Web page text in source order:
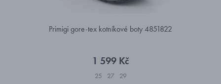
Primigi gore-tex kotníkové boty 4851822
1 599 Kč
25 27 29